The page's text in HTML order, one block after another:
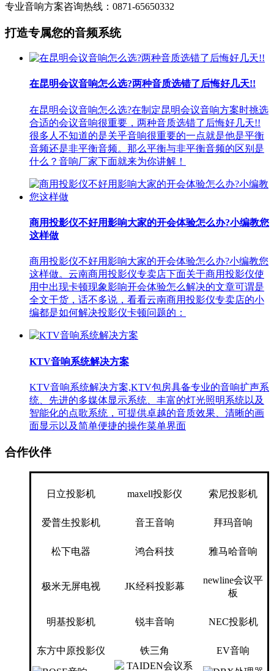
专业音响方案咨询热线：0871-65650332
打造专属您的音频系统
在昆明会议音响怎么选?两种音质选错了后悔好几天!!
在昆明会议音响怎么选?在制定昆明会议音响方案时挑选
合适的会议音响很重要，两种音质选错了后悔好几天!!
很多人不知道的是关乎音响很重要的一点就是他是平衡
音频还是非平衡音频。那么平衡与非平衡音频的区别是
什么？音响厂家下面就来为你讲解！
商用投影仪不好用影响大家的开会体验怎么办?小编教您
这样做
商用投影仪不好用影响大家的开会体验怎么办?小编教您
这样做。云南商用投影仪专卖店下面关于商用投影仪使
用中出现卡顿现象影响开会体验怎么解决的文章可谓是
全文干货，话不多说，看看云南商用投影仪专卖店的小
编都是如何解决投影仪卡顿问题的：
KTV音响系统解决方案
KTV音响系统解决方案,KTV包房具备专业的音响扩声系
统、先进的多媒体显示系统、丰富的灯光照明系统以及
智能化的点歌系统，可提供卓越的音质效果、清晰的画
面显示以及简单便捷的操作菜单界面
合作伙伴
日立投影机 maxell投影仪 索尼投影机
爱普生投影机 音王音响 拜玛音响
松下电器 鸿合科技 雅马哈音响
极米无屏电视 JK经科投影幕
newline会议平
板
明基投影机 锐丰音响 NEC投影机
东方中原投影仪 铁三角 EV音响